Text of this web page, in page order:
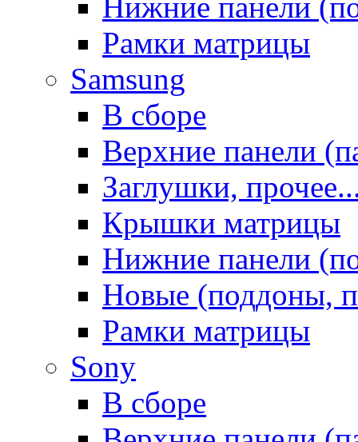
Рамки матрицы
Samsung
В сборе
Верхние панели
Заглушки,
Крышки матрицы
Нижние панели
Новые (поддоны,
Рамки матрицы
Sony
В сборе